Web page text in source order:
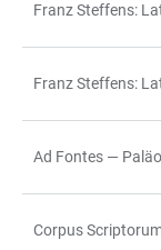
Franz Steffens:
Franz Steffens:
Ad Fontes —
Corpus